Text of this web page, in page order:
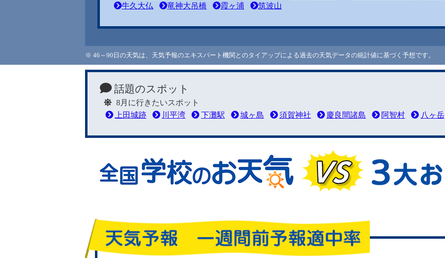
牛久大仏
竜神大吊橋 霞ヶ浦 筑波山
※ 46～90日の天気は、天気予報のエキスパート機関とのタイアップによる過去の天気データの統計値に基づく予想です。
話題のスポット
8月に行きたいスポット
上田城跡
川平湾 下灘駅 城ヶ島 須賀神社 慶良間諸島 阿智村 八ヶ岳
頑張れ！学校のお天気